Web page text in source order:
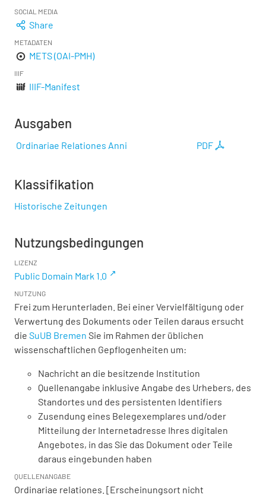
SOCIAL MEDIA
Share
METADATEN
METS (OAI-PMH)
IIIF
IIIF-Manifest
Ausgaben
PDF
Ordinariae Relationes Anni
Klassifikation
Historische Zeitungen
Nutzungsbedingungen
LIZENZ
Public Domain Mark 1.0
NUTZUNG
Frei zum Herunterladen. Bei einer Vervielfältigung oder
Verwertung des Dokuments oder Teilen daraus ersucht
die SuUB Bremen Sie im Rahmen der üblichen
wissenschaftlichen Gepflogenheiten um:
Nachricht an die besitzende Institution
Quellenangabe inklusive Angabe des Urhebers, des
Standortes und des persistenten Identifiers
Zusendung eines Belegexemplares und/oder
Mitteilung der Internetadresse Ihres digitalen
Angebotes, in das Sie das Dokument oder Teile
daraus eingebunden haben
QUELLENANGABE
Ordinariae relationes. [Erscheinungsort nicht